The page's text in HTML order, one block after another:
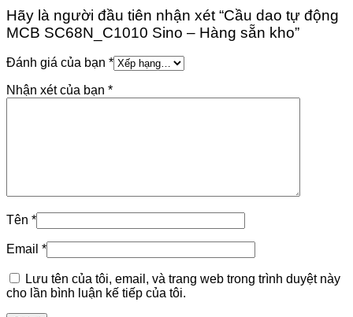
Hãy là người đầu tiên nhận xét “Cầu dao tự động
MCB SC68N_C1010 Sino – Hàng sẵn kho”
Đánh giá của bạn *
Nhận xét của bạn *
Tên *
Email *
Lưu tên của tôi, email, và trang web trong trình duyệt này
cho lần bình luận kế tiếp của tôi.